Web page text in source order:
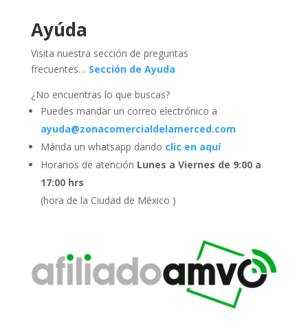
Ayúda
Visita nuestra sección de preguntas
frecuentes… Sección de Ayuda
¿No encuentras lo que buscas?
Puedes mandar un correo electrónico a
ayuda@zonacomercialdelamerced.com
Mánda un whatsapp dando clic en aquí
Horarios de atención Lunes a Viernes de 9:00 a
17:00 hrs
(hora de la Ciudad de México )